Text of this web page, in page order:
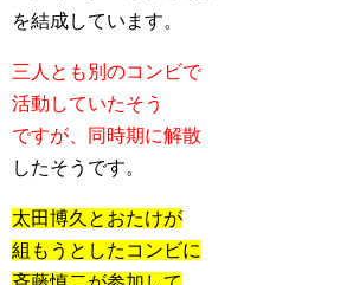
を結成しています。
三人とも別のコンビで
活動していたそう
ですが、同時期に解散
したそうです。
太田博久とおたけが
組もうとしたコンビに